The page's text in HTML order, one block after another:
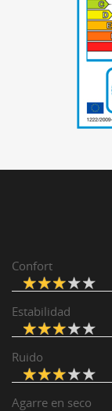
Confort
Estabilidad
Ruido
Agarre en seco